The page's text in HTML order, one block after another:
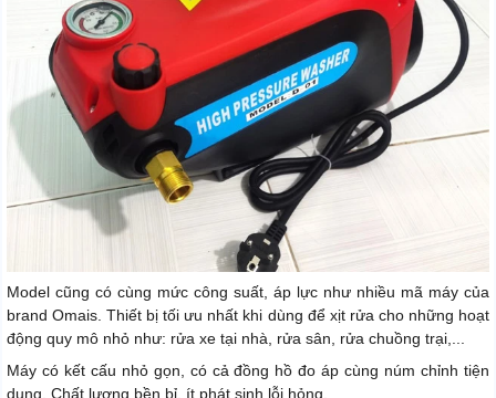
Model cũng có cùng mức công suất, áp lực như nhiều mã máy của
brand Omais. Thiết bị tối ưu nhất khi dùng để xịt rửa cho những hoạt
động quy mô nhỏ như: rửa xe tại nhà, rửa sân, rửa chuồng trại,...
Máy có kết cấu nhỏ gọn, có cả đồng hồ đo áp cùng núm chỉnh tiện
dụng. Chất lượng bền bỉ, ít phát sinh lỗi hỏng.